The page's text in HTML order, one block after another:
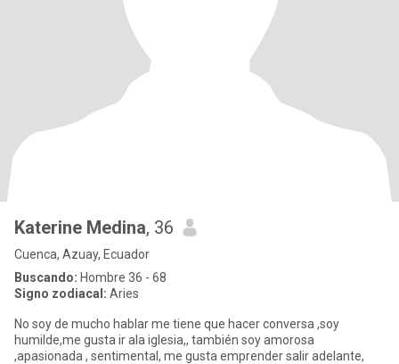
Katerine Medina, 36
Cuenca, Azuay, Ecuador
Buscando: Hombre 36 - 68
Signo zodiacal: Aries
No soy de mucho hablar me tiene que hacer conversa ,soy
humilde,me gusta ir ala iglesia,, también soy amorosa
,apasionada , sentimental, me gusta emprender salir adelante,